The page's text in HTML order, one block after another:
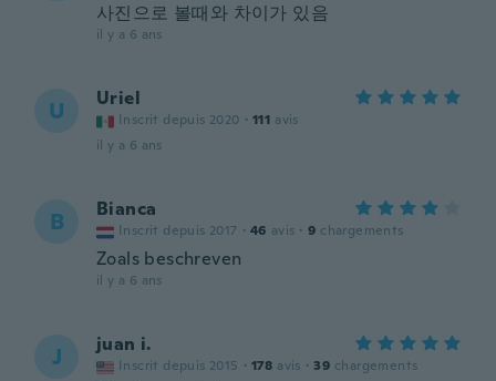
사진으로 볼때와 차이가 있음
il y a 6 ans
U Uriel
Inscrit depuis 2020 · 111 avis
il y a 6 ans
B Bianca
Inscrit depuis 2017 · 46 avis · 9 chargements
Zoals beschreven
il y a 6 ans
J juan i.
Inscrit depuis 2015 · 178 avis · 39 chargements